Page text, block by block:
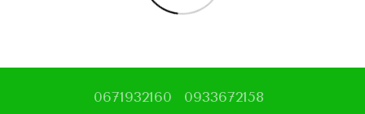
0671932160 0933672158